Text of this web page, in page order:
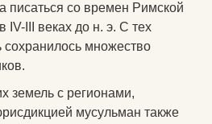
писаться со времен Римской
IV-III веках до н. э. С тех
сохранилось множество
земель с регионами,
мусульман также